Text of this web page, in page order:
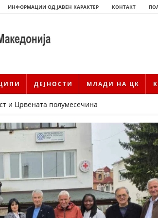
ИНФОРМАЦИИ ОД ЈАВЕН КАРАКТЕР КОНТАКТ
ДЕЈНОСТИ МЛАДИ НА ЦК
ИСТОРИЈАТ НА ЦКРМ
ИСТОРИЈАТ НА ДВИЖЕЊЕТО
и Црвената полумесечина